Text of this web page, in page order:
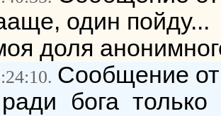
один пойду...
доля
Сообщение
бога